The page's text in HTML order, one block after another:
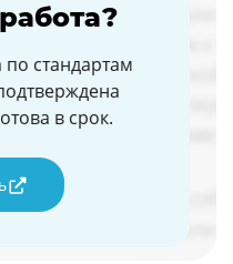
стандартам
в срок.